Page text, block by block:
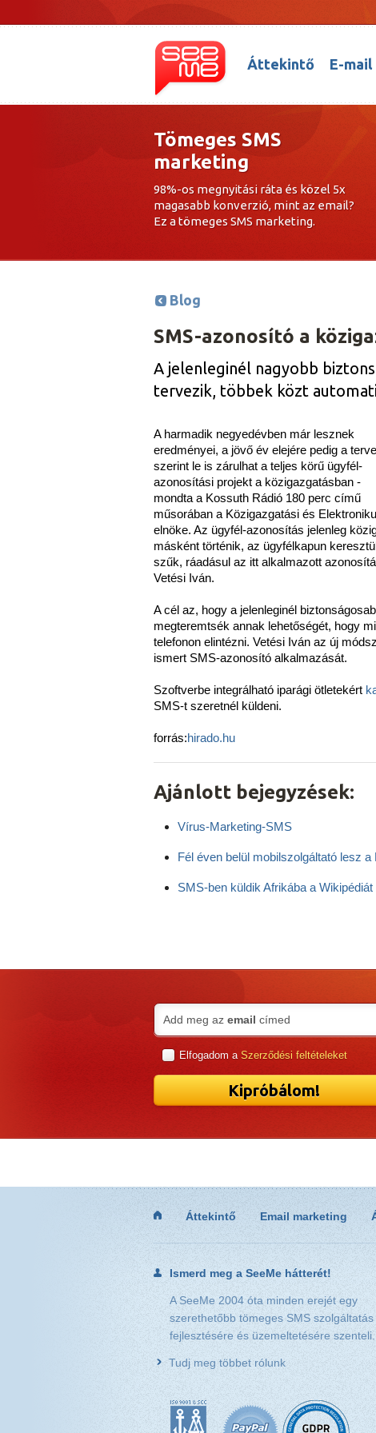
Áttekintő E-mail
Tömeges SMS
marketing
98%-os megnyitási ráta és közel 5x
magasabb konverzió, mint az email?
Ez a tömeges SMS marketing.
Blog
SMS-azonosító a
A jelenleginél nagyobb
tervezik, többek közt
A harmadik negyedévben már lesznek
eredményei, a jövő év elejére pedig a
szerint le is zárulhat a teljes körű ügyfél-
azonosítási projekt a közigazgatásban -
mondta a Kossuth Rádió 180 perc című
műsorában a Közigazgatási és
elnöke. Az ügyfél-azonosítás jelenleg
másként történik, az ügyfélkapun
szűk, ráadásul az itt alkalmazott
Vetési Iván.
A cél az, hogy a jelenleginél
megteremtsék annak lehetőségét, hogy
telefonon elintézni. Vetési Iván az új
ismert SMS-azonosító alkalmazását.
Szoftverbe integrálható iparági ötletekért
SMS-t szeretnél küldeni.
forrás:hirado.hu
Ajánlott bejegyzések:
Vírus-Marketing-SMS
Fél éven belül mobilszolgáltató lesz a
SMS-ben küldik Afrikába a Wikipédiát
Add meg az email címed
Elfogadom a Szerződési feltételeket
Kipróbálom!
Áttekintő Email marketing
Ismerd meg a SeeMe hátterét!
A SeeMe 2004 óta minden erejét egy
szerethetőbb tömeges SMS szolgáltatás
fejlesztésére és üzemeltetésére szenteli.
Tudj meg többet rólunk